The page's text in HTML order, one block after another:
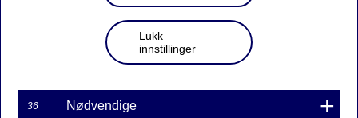
Lukk
innstillinger
36 Nødvendige